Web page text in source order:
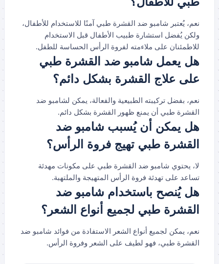
نعم، يُعتبر شامبو ضد القشرة طبي آمنًا للاستخدام للأطفال،
ولكن يُفضل استشارة طبيب الأطفال قبل الاستخدام
للاطمئنان على ملاءمته لفروة الرأس الحساسة للطفل.
هل يعمل شامبو ضد القشرة طبي
على علاج القشرة بشكل دائم؟
نعم، بفضل تركيبته الطبيعية والفعالة، يمكن لشامبو ضد
القشرة طبي أن يمنع ظهور القشرة بشكل دائم.
هل يمكن أن يُسبب شامبو ضد
القشرة طبي تهيج فروة الرأس؟
لا، يحتوي شامبو ضد القشرة طبي على مكونات مهدئة
تساعد على تهدئة فروة الرأس المتهيجة والملتهبة.
هل يُنصح باستخدام شامبو ضد
القشرة طبي لجميع أنواع الشعر؟
نعم، يمكن لجميع أنواع الشعر الاستفادة من فوائد شامبو ضد
القشرة طبي، فهو لطيف على الشعر وفروة الرأس.